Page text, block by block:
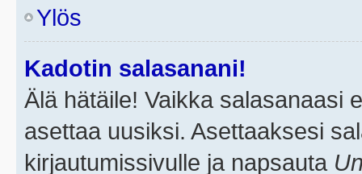
Ylös
Kadotin salasanani!
Älä hätäile! Vaikka salasanaasi
asettaa uusiksi. Asettaaksesi
kirjautumissivulle ja napsauta